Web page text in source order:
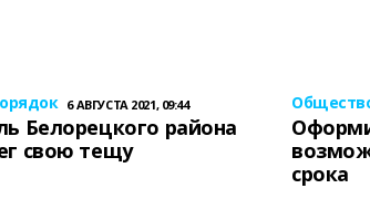
6 АВГУСТА 2021, 09:44
Белорецкого района
свою тещу
срока